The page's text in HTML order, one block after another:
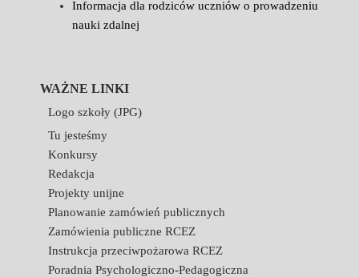
Informacja dla rodziców uczniów o prowadzeniu
nauki zdalnej
WAŻNE LINKI
Logo szkoły (JPG)
Tu jesteśmy
Konkursy
Redakcja
Projekty unijne
Planowanie zamówień publicznych
Zamówienia publiczne RCEZ
Instrukcja przeciwpożarowa RCEZ
Poradnia Psychologiczno-Pedagogiczna